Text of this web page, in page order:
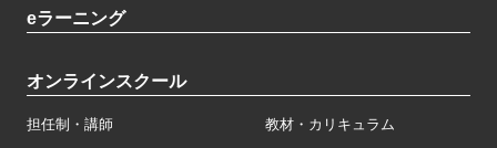
eラーニング
オンラインスクール
担任制・講師 教材・カリキュラム